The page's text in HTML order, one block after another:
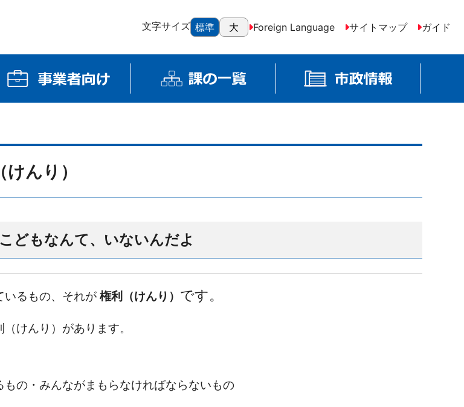
文字サイズ 標準 大 Foreign Language サイトマップ ガイド
んり）
どもなんて、いないんだよ
いるもの、それが権利（けんり） です。
けんり）があります。
もの ・みんながまもらなければならないもの